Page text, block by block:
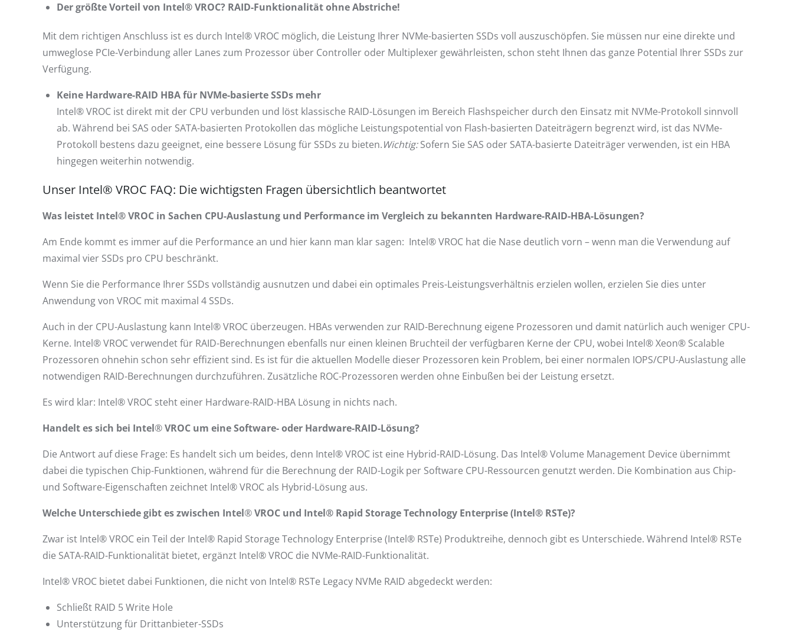
Der größte Vorteil von Intel® VROC? RAID-Funktionalität ohne Abstriche!
Mit dem richtigen Anschluss ist es durch Intel® VROC möglich, die Leistung Ihrer NVMe-basierten SSDs voll auszuschöpfen. Sie müssen nur eine direkte und
umweglose PCIe-Verbindung aller Lanes zum Prozessor über Controller oder Multiplexer gewährleisten, schon steht Ihnen das ganze Potential Ihrer SSDs zur
Verfügung.
Keine Hardware-RAID HBA für NVMe-basierte SSDs mehr
Intel® VROC ist direkt mit der CPU verbunden und löst klassische RAID-Lösungen im Bereich Flashspeicher durch den Einsatz mit NVMe-Protokoll sinnvoll
ab. Während bei SAS oder SATA-basierten Protokollen das mögliche Leistungspotential von Flash-basierten Dateiträgern begrenzt wird, ist das NVMe-
Protokoll bestens dazu geeignet, eine bessere Lösung für SSDs zu bieten.Wichtig:Sofern Sie SAS oder SATA-basierte Dateiträger verwenden, ist ein HBA
hingegen weiterhin notwendig.
Unser Intel® VROC FAQ: Die wichtigsten Fragen übersichtlich beantwortet
Was leistet Intel® VROC in Sachen CPU-Auslastung und Performance im Vergleich zu bekannten Hardware-RAID-HBA-Lösungen?
Am Ende kommt es immer auf die Performance an und hier kann man klar sagen: Intel® VROC hat die Nase deutlich vorn – wenn man die Verwendung auf
maximal vier SSDs pro CPU beschränkt.
Wenn Sie die Performance Ihrer SSDs vollständig ausnutzen und dabei ein optimales Preis-Leistungsverhältnis erzielen wollen, erzielen Sie dies unter
Anwendung von VROC mit maximal 4 SSDs.
Auch in der CPU-Auslastung kann Intel® VROC überzeugen. HBAs verwenden zur RAID-Berechnung eigene Prozessoren und damit natürlich auch weniger CPU-
Kerne. Intel® VROC verwendet für RAID-Berechnungen ebenfalls nur einen kleinen Bruchteil der verfügbaren Kerne der CPU, wobei Intel® Xeon® Scalable
Prozessoren ohnehin schon sehr effizient sind. Es ist für die aktuellen Modelle dieser Prozessoren kein Problem, bei einer normalen IOPS/CPU-Auslastung alle
notwendigen RAID-Berechnungen durchzuführen. Zusätzliche ROC-Prozessoren werden ohne Einbußen bei der Leistung ersetzt.
Es wird klar: Intel® VROC steht einer Hardware-RAID-HBA Lösung in nichts nach.
Handelt es sich bei Intel®VROC um eine Software- oder Hardware-RAID-Lösung?
Die Antwort auf diese Frage: Es handelt sich um beides, denn Intel® VROC ist eine Hybrid-RAID-Lösung. Das Intel® Volume Management Device übernimmt
dabei die typischen Chip-Funktionen, während für die Berechnung der RAID-Logik per Software CPU-Ressourcen genutzt werden. Die Kombination aus Chip-
und Software-Eigenschaften zeichnet Intel® VROC als Hybrid-Lösung aus.
Welche Unterschiede gibt es zwischen Intel®VROC und Intel® Rapid Storage Technology Enterprise (Intel® RSTe)?
Zwar ist Intel® VROC ein Teil der Intel® Rapid Storage Technology Enterprise (Intel® RSTe) Produktreihe, dennoch gibt es Unterschiede. Während Intel® RSTe
die SATA-RAID-Funktionalität bietet, ergänzt Intel® VROC die NVMe-RAID-Funktionalität.
Intel® VROC bietet dabei Funktionen, die nicht von Intel® RSTe Legacy NVMe RAID abgedeckt werden:
Schließt RAID 5 Write Hole
Unterstützung für Drittanbieter-SSDs